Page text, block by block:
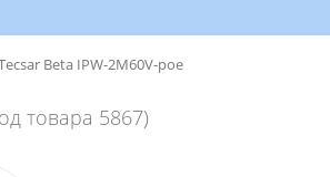
Beta IPW-2M60V-poe
товара 5867)